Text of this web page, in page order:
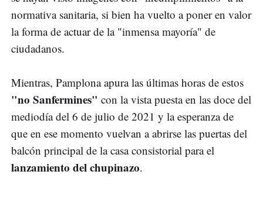
normativa sanitaria, si bien ha vuelto a poner en valor
la forma de actuar de la "inmensa mayoría" de
ciudadanos.
Mientras, Pamplona apura las últimas horas de estos
"no Sanfermines" con la vista puesta en las doce del
mediodía del 6 de julio de 2021 y la esperanza de
que en ese momento vuelvan a abrirse las puertas del
balcón principal de la casa consistorial para el
lanzamiento del chupinazo.